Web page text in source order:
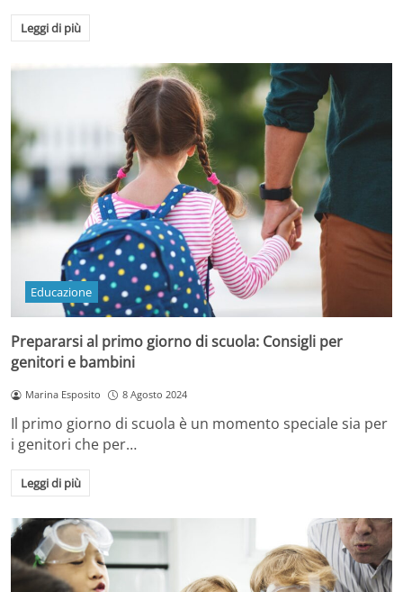
Leggi di più
Educazione
Prepararsi al primo giorno di scuola: Consigli per
genitori e bambini
Marina Esposito 8 Agosto 2024
Il primo giorno di scuola è un momento speciale sia per
i genitori che per…
Leggi di più